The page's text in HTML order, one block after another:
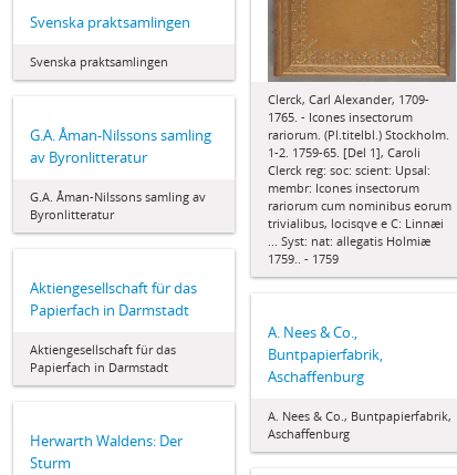
Clerck, Carl Alexander, 1709-
1765. - Icones insectorum
rariorum. (Pl.titelbl.) Stockholm.
1-2. 1759-65. [Del 1], Caroli
Clerck reg: soc: scient: Upsal:
membr: Icones insectorum
rariorum cum nominibus eorum
trivialibus, locisqve e C: Linnæi
... Syst: nat: allegatis Holmiæ
1759.. - 1759
Svenska praktsamlingen
Svenska praktsamlingen
G.A. Åman-Nilssons samling
av Byronlitteratur
G.A. Åman-Nilssons samling av
Byronlitteratur
Aktiengesellschaft für das
Papierfach in Darmstadt
Aktiengesellschaft für das
Papierfach in Darmstadt
A. Nees & Co.,
Buntpapierfabrik,
Aschaffenburg
A. Nees & Co., Buntpapierfabrik,
Aschaffenburg
Herwarth Waldens: Der
Sturm